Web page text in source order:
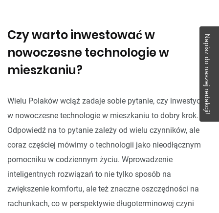
Czy warto inwestować w
nowoczesne technologie w
mieszkaniu?
Wielu Polaków wciąż zadaje sobie pytanie, czy inwestycja
w nowoczesne technologie w mieszkaniu to dobry krok.
Odpowiedź na to pytanie zależy od wielu czynników, ale
coraz częściej mówimy o technologii jako nieodłącznym
pomocniku w codziennym życiu. Wprowadzenie
inteligentnych rozwiązań to nie tylko sposób na
zwiększenie komfortu, ale też znaczne oszczędności na
rachunkach, co w perspektywie długoterminowej czyni
Napisz do naszej redakcji!